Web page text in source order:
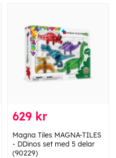
629 kr
Magna Tiles MAGNA-TILES
- DDinos set med 5 delar
(90229)